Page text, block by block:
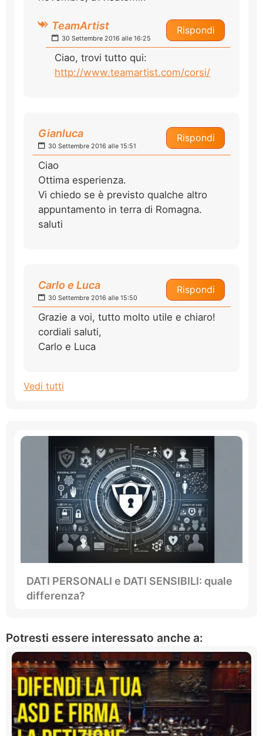
Rispondi
TeamArtist
30 Settembre 2016 alle 16:25
Ciao, trovi tutto qui:
http://www.teamartist.com/corsi/
Rispondi
Gianluca
30 Settembre 2016 alle 15:51
Ciao
Ottima esperienza.
Vi chiedo se è previsto qualche altro
appuntamento in terra di Romagna.
saluti
Rispondi
Carlo e Luca
30 Settembre 2016 alle 15:50
Grazie a voi, tutto molto utile e chiaro!
cordiali saluti,
Carlo e Luca
Vedi tutti
DATI PERSONALI e DATI SENSIBILI: quale
differenza?
Potresti essere interessato anche a: